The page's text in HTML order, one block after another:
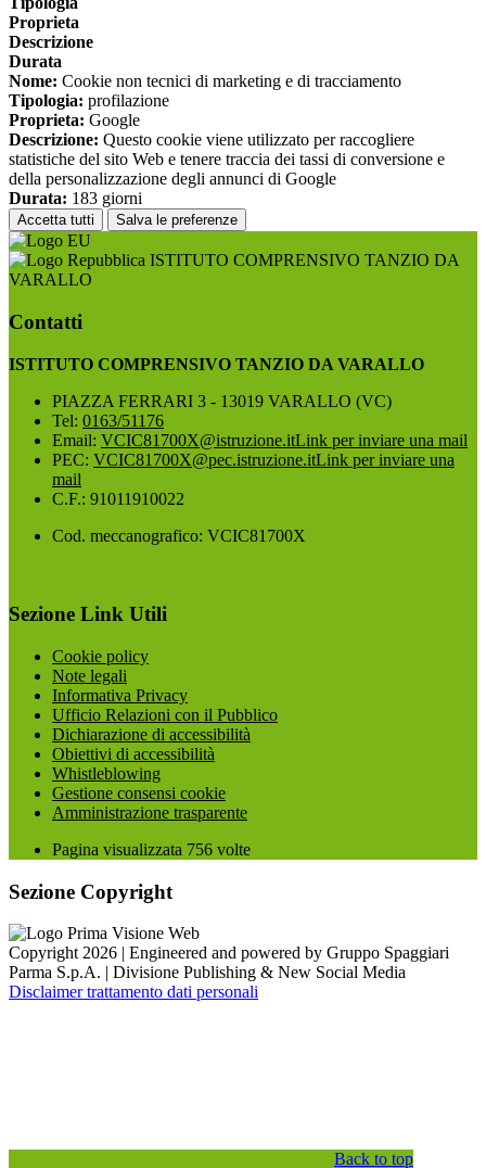
Proprieta
Descrizione
Durata
Nome: Cookie non tecnici di marketing e di tracciamento
Tipologia: profilazione
Proprieta: Google
Descrizione: Questo cookie viene utilizzato per raccogliere
statistiche del sito Web e tenere traccia dei tassi di conversione e
della personalizzazione degli annunci di Google
Durata: 183 giorni
Accetta tutti Salva le preferenze
ISTITUTO COMPRENSIVO TANZIO DA
VARALLO
Contatti
ISTITUTO COMPRENSIVO TANZIO DA VARALLO
PIAZZA FERRARI 3 - 13019 VARALLO (VC)
Tel: 0163/51176
Email: VCIC81700X@istruzione.itLink per inviare una mail
PEC: VCIC81700X@pec.istruzione.itLink per inviare una
mail
C.F.: 91011910022
Cod. meccanografico: VCIC81700X
Sezione Link Utili
Cookie policy
Note legali
Informativa Privacy
Ufficio Relazioni con il Pubblico
Dichiarazione di accessibilità
Obiettivi di accessibilità
Whistleblowing
Gestione consensi cookie
Amministrazione trasparente
Pagina visualizzata 756 volte
Sezione Copyright
Copyright 2026 | Engineered and powered by Gruppo Spaggiari
Parma S.p.A. | Divisione Publishing & New Social Media
Disclaimer trattamento dati personali
Back to top